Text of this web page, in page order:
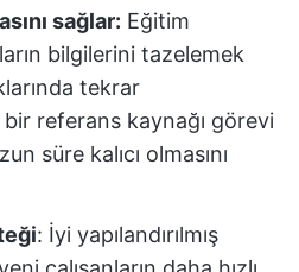
sağlar: Eğitim
bilgilerini tazelemek
tekrar
referans kaynağı görevi
süre kalıcı olmasını
: İyi yapılandırılmış